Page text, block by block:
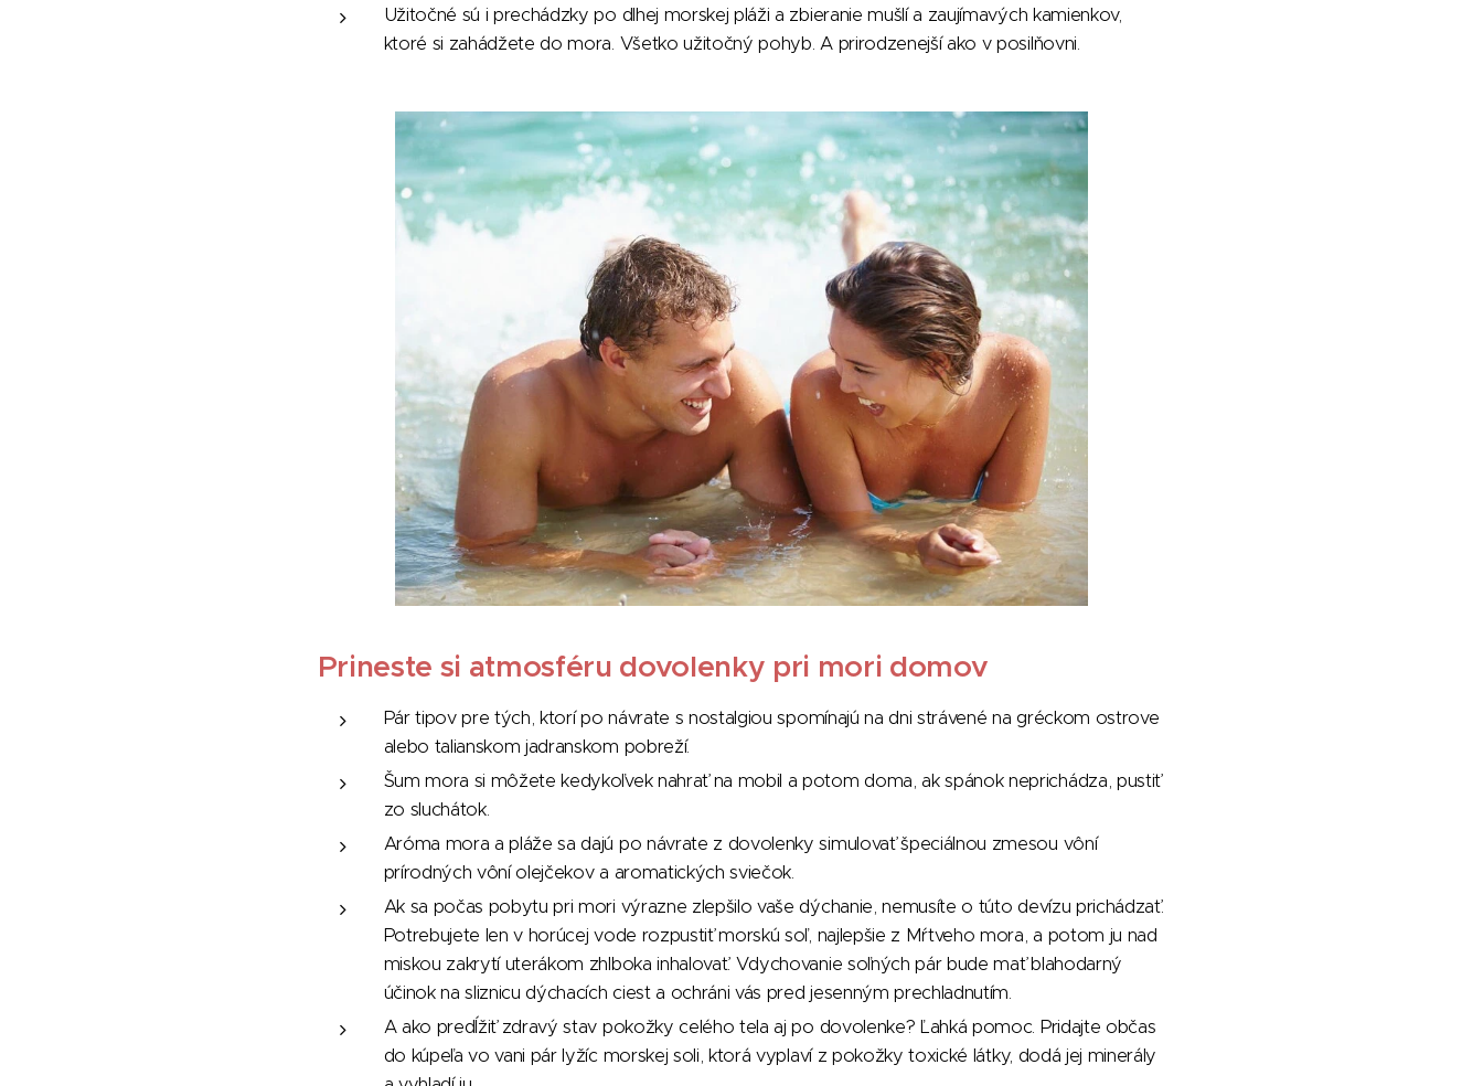
Užitočné sú i prechádzky po dlhej morskej pláži a zbieranie mušlí a zaujímavých kamienkov,
ktoré si zahádžete do mora. Všetko užitočný pohyb. A prirodzenejší ako v posilňovni.
Prineste si atmosféru dovolenky pri mori domov
Pár tipov pre tých, ktorí po návrate s nostalgiou spomínajú na dni strávené na gréckom ostrove
alebo talianskom jadranskom pobreží.
Šum mora si môžete kedykoľvek nahrať na mobil a potom doma, ak spánok neprichádza, pustiť
zo sluchátok.
Aróma mora a pláže sa dajú po návrate z dovolenky simulovať špeciálnou zmesou vôní
prírodných vôní olejčekov a aromatických sviečok.
Ak sa počas pobytu pri mori výrazne zlepšilo vaše dýchanie, nemusíte o túto devízu prichádzať.
Potrebujete len v horúcej vode rozpustiť morskú soľ, najlepšie z Mŕtveho mora, a potom ju nad
miskou zakrytí uterákom zhlboka inhalovať. Vdychovanie soľných pár bude mať blahodarný
účinok na sliznicu dýchacích ciest a ochráni vás pred jesenným prechladnutím.
A ako predĺžiť zdravý stav pokožky celého tela aj po dovolenke? Ľahká pomoc. Pridajte občas
do kúpeľa vo vani pár lyžíc morskej soli, ktorá vyplaví z pokožky toxické látky, dodá jej minerály